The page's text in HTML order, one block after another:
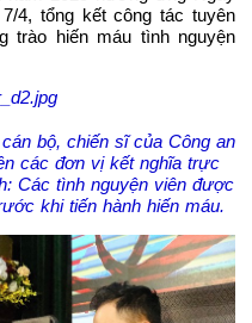
4, tổng kết công tác tuyên
trào hiến máu tình nguyện
bộ, chiến sĩ của Công an
các đơn vị kết nghĩa trực
Các tình nguyện viên được
khi tiến hành hiến máu.